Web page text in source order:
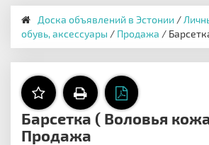
Доска объявлений в Эстонии /
обувь, аксессуары / Продажа /
Барсетка ( Воловья
Продажа